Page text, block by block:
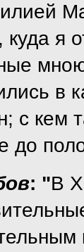
куда я
в
с кем
до
: "В